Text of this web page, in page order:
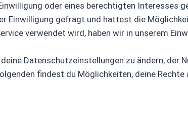
oder eines berechtigten Interesses
Einwilligung gefragt und hattest die
verwendet wird, haben wir in unserem
Datenschutzeinstellungen zu ändern, der
findest du Möglichkeiten, deine Rechte